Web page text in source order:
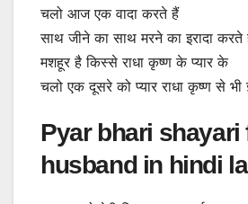
चलो आज एक वादा करते हैं
साथ जीने का साथ मरने का इरादा करते
मशहूर है किस्से राधा कृष्ण के प्यार के
चलो एक दूसरे को प्यार राधा कृष्ण से भी
Pyar bhari shayari
husband in hindi